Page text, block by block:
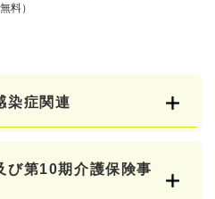
料）
染症関連
び第10期介護保険事